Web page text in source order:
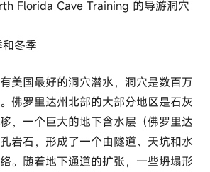
Florida Cave Training 的导游洞穴
和冬季
美国最好的洞穴潜水，洞穴是数百万
佛罗里达州北部的大部分地区是石灰
，一个巨大的地下含水层（佛罗里达
岩石，形成了一个由隧道、天坑和水
。随着地下通道的扩张，一些坍塌形